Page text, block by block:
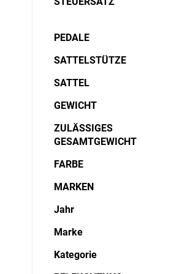
PEDALE
SATTELSTÜTZE
SATTEL
GEWICHT
ZULÄSSIGES
GESAMTGEWICHT
FARBE
MARKEN
Jahr
Marke
Kategorie